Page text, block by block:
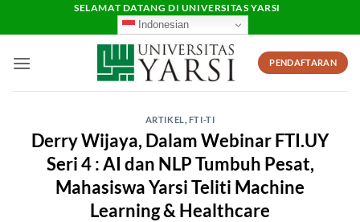
SELAMAT DATANG DI UNIVERSITAS YARSI
Indonesian
PENDAFTARAN
ARTIKEL FTI-TI
Derry Wijaya, Dalam Webinar FTI.UY
Seri 4 : AI dan NLP Tumbuh Pesat,
Mahasiswa Yarsi Teliti Machine
Learning & Healthcare